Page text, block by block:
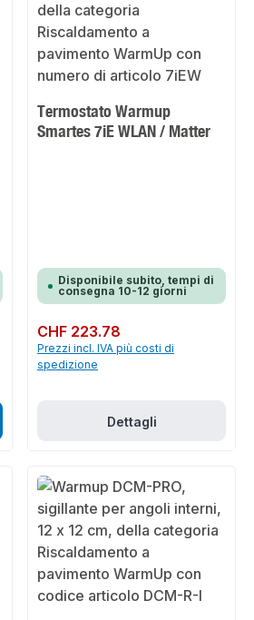
Termostato Warmup
Smartes 7iE WLAN / Matter
Disponibile subito, tempi di
consegna 10-12 giorni
Prezzo normale:
CHF 223.78
Prezzi incl. IVA più costi di
spedizione
Dettagli